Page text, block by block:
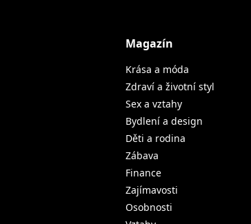
Magazín
Krása a móda
Zdraví a životní styl
Sex a vztahy
Bydlení a design
Děti a rodina
Zábava
Finance
Zajímavosti
Osobnosti